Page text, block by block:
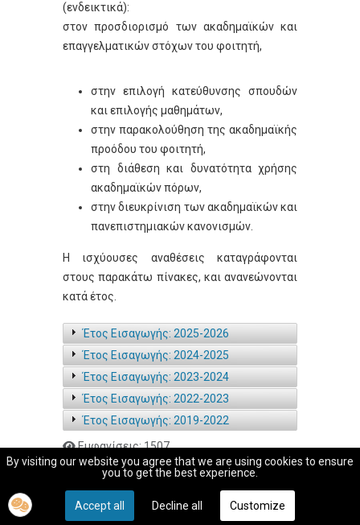
(ενδεικτικά):
στον προσδιορισμό των ακαδημαϊκών και
επαγγελματικών στόχων του φοιτητή,
στην επιλογή κατεύθυνσης σπουδών
και επιλογής μαθημάτων,
στην παρακολούθηση της ακαδημαϊκής
προόδου του φοιτητή,
στη διάθεση και δυνατότητα χρήσης
ακαδημαϊκών πόρων,
στην διευκρίνιση των ακαδημαϊκών και
πανεπιστημιακών κανονισμών.
Η ισχύουσες αναθέσεις καταγράφονται
στους παρακάτω πίνακες, και ανανεώνονται
κατά έτος.
Έτος Εισαγωγής: 2025-2026
Έτος Εισαγωγής: 2024-2025
Έτος Εισαγωγής: 2023-2024
Έτος Εισαγωγής: 2022-2023
Έτος Εισαγωγής: 2019-2022
Εμφανίσεις: 1507
Copyright © 2026 ENERGY. Με την επιφύλαξη κάθε δικαιώματος.
Ο ιστότοπος χρησιμοποιεί γραφικά και κώδικα ελεύθερα πνευμετικών
δικαιωμάτων και έχει κατασκευαστεί με μηδενικό κόστος για το Τμήμα.
By visiting our website you agree that we are using cookies to ensure
you to get the best experience.
Accept all Decline all Customize